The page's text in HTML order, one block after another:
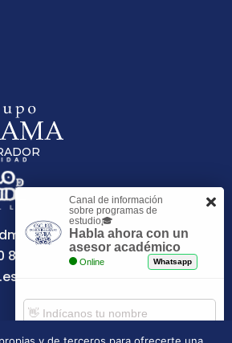
Canal de información
sobre programas de
estudio🎓
Habla ahora con un
asesor académico
Online Whatsapp